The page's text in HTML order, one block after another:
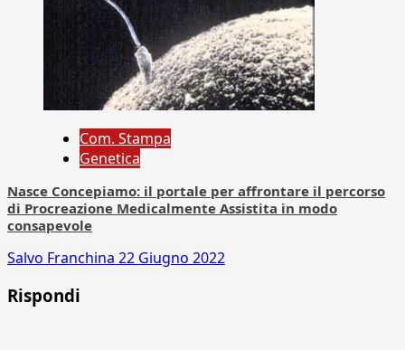
Com. Stampa
Genetica
Nasce Concepiamo: il portale per affrontare il percorso
di Procreazione Medicalmente Assistita in modo
consapevole
Salvo Franchina 22 Giugno 2022
Rispondi